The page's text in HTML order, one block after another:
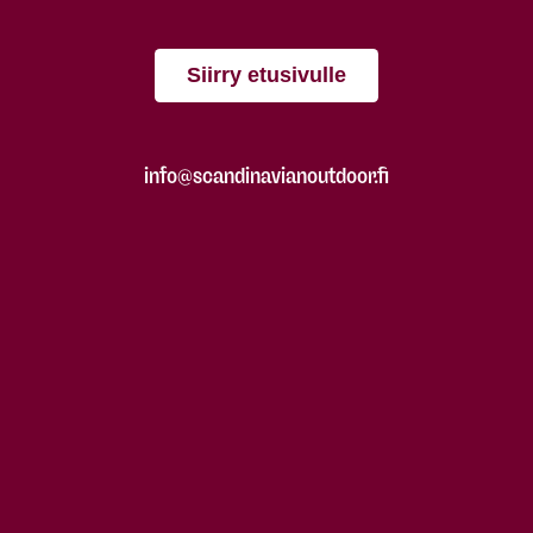
Siirry etusivulle
info@scandinavianoutdoor.fi